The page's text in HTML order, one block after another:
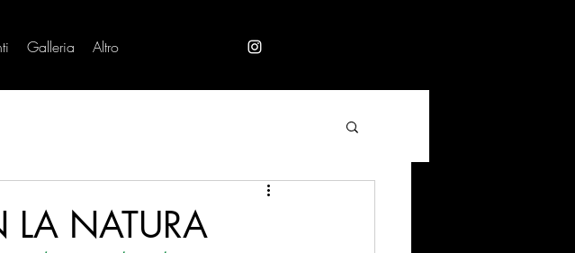
Galleria Altro
LA NATURA